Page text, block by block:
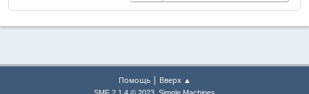
Помощь| Вверх ▲